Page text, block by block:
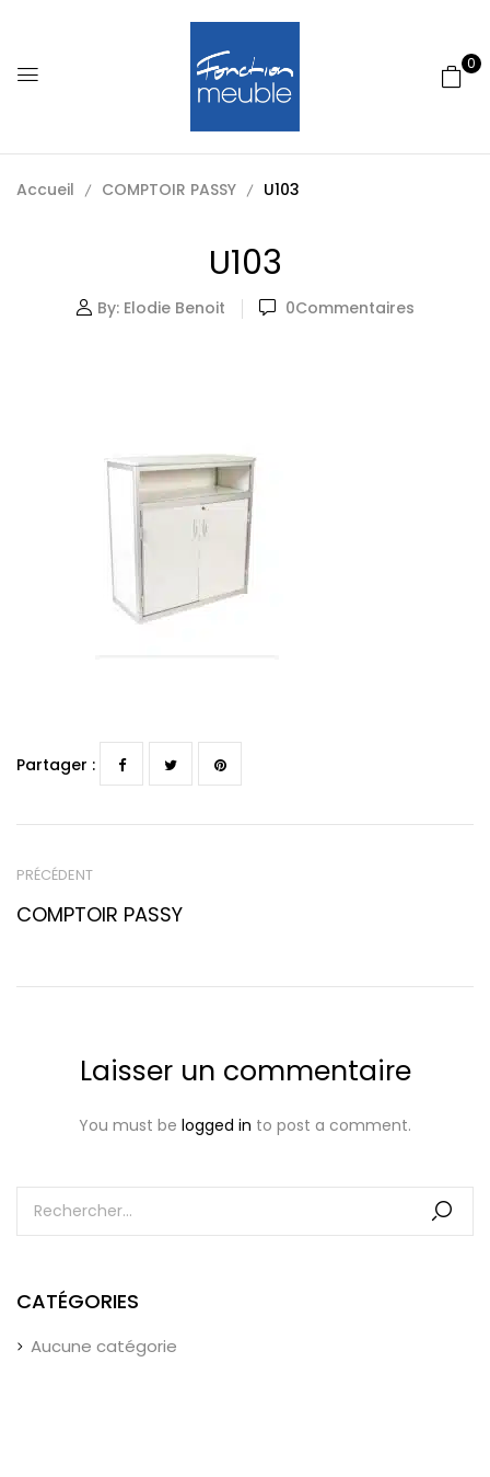
0
Accueil COMPTOIR PASSY U103
U103
By: Elodie Benoit 0Commentaires
CATÉGORIES
Aucune catégorie
Partager :
PRÉCÉDENT
COMPTOIR PASSY
Laisser un commentaire
You must be logged in to post a comment.